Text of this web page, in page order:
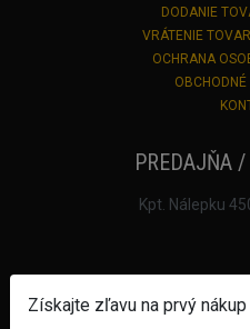
DODANIE
VRÁTENIE
OCHRANA
PREDAJŇA
Kpt. Nálepku
Získajte zľavu na prvý nákup